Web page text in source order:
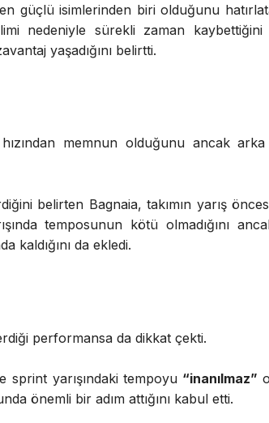
güçlü isimlerinden biri olduğunu
nedeniyle sürekli zaman
yaşadığını belirtti.
memnun olduğunu ancak arka
belirten Bagnaia, takımın yarış
temposunun kötü olmadığını
kaldığını da ekledi.
performansa da dikkat çekti.
yarışındaki tempoyu “inanılmaz”
önemli bir adım attığını kabul etti.